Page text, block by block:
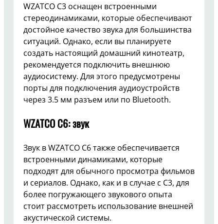
WZATCO C3 оснащен встроенными
стереодинамиками, которые обеспечивают
достойное качество звука для большинства
ситуаций. Однако, если вы планируете
создать настоящий домашний кинотеатр,
рекомендуется подключить внешнюю
аудиосистему. Для этого предусмотрены
порты для подключения аудиоустройств
через 3.5 мм разъем или по Bluetooth.
WZATCO C6: звук
Звук в WZATCO C6 также обеспечивается
встроенными динамиками, которые
подходят для обычного просмотра фильмов
и сериалов. Однако, как и в случае с C3, для
более погружающего звукового опыта
стоит рассмотреть использование внешней
акустической системы.